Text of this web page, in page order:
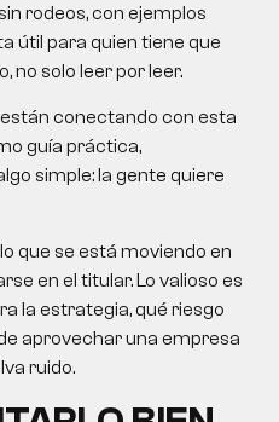
rodeos, con ejemplos
útil para quien tiene que
no solo leer por leer.
conectando con esta
guía práctica,
simple: la gente quiere
que se está moviendo en
en el titular. Lo valioso es
la estrategia, qué riesgo
aprovechar una empresa
ruido.